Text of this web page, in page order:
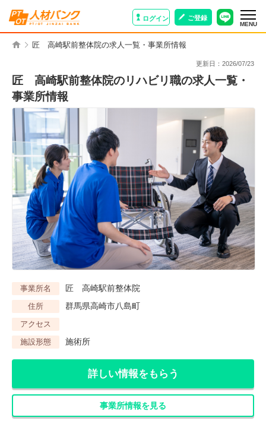
ログイン ご登録
MENU
匠 高崎駅前整体院の求人一覧・事業所情報
更新日： 2026/07/23
匠 高崎駅前整体院のリハビリ職の求人一覧・
事業所情報
事業所名 匠 高崎駅前整体院
住所 群馬県高崎市八島町
アクセス
施設形態
施術所
詳しい情報をもらう
事業所情報を見る